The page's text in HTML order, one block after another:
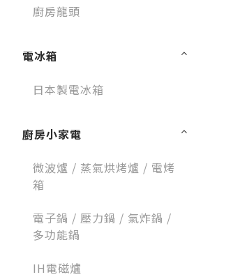
廚房龍頭
電冰箱
日本製電冰箱
廚房小家電
微波爐 / 蒸氣烘烤爐 / 電烤
箱
電子鍋 / 壓力鍋 / 氣炸鍋 /
多功能鍋
IH電磁爐